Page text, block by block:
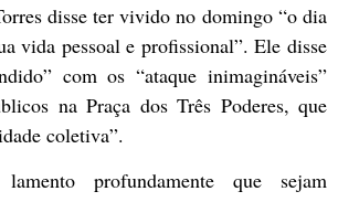
disse ter vivido no domingo “o dia
vida pessoal e profissional”. Ele disse
com os “ataque inimagináveis”
na Praça dos Três Poderes, que
coletiva”.
profundamente que sejam